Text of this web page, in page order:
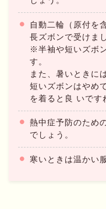
自動二輪（原付を
長ズボンで受けま
※半袖や短いズボ
す。
また、暑いときに
短いズボンはやめ
を着ると良 いです
熱中症予防のため
でしょう。
寒いときは温かい